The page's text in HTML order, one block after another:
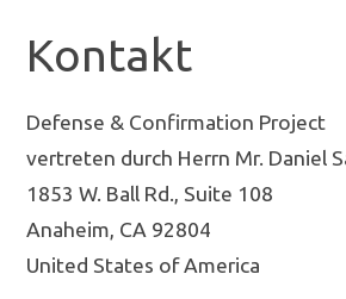
Kontakt
Defense & Confirmation Project
vertreten durch Herrn Mr. Daniel
1853 W. Ball Rd., Suite 108
Anaheim, CA 92804
United States of America